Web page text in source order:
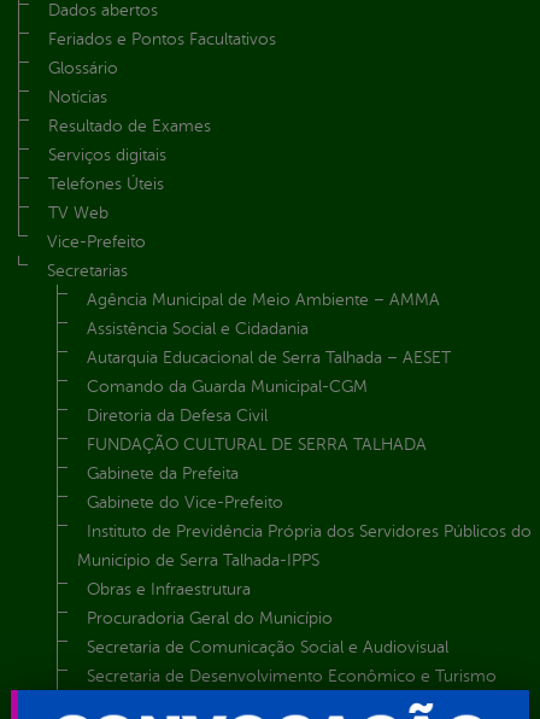
Dados abertos
Feriados e Pontos Facultativos
Glossário
Notícias
Resultado de Exames
Serviços digitais
Telefones Úteis
TV Web
Vice-Prefeito
Secretarias
Agência Municipal de Meio Ambiente – AMMA
Assistência Social e Cidadania
Autarquia Educacional de Serra Talhada – AESET
Comando da Guarda Municipal-CGM
Diretoria da Defesa Civil
FUNDAÇÃO CULTURAL DE SERRA TALHADA
Gabinete da Prefeita
Gabinete do Vice-Prefeito
Instituto de Previdência Própria dos Servidores Públicos do
Município de Serra Talhada-IPPS
Obras e Infraestrutura
Procuradoria Geral do Município
Secretaria de Comunicação Social e Audiovisual
Secretaria de Desenvolvimento Econômico e Turismo
Secretaria de Iluminação Pública e Energia Elétrica